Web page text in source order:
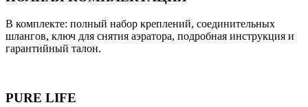
В комплекте: полный набор креплений, соединительных
шлангов, ключ для снятия аэратора, подробная инструкция и
гарантийный талон.
PURE LIFE